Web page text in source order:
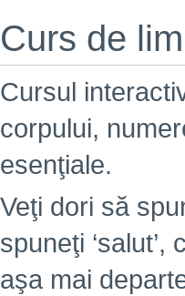
Curs de
Cursul
corpului,
esenţiale.
Veţi dori să
spuneţi
aşa mai